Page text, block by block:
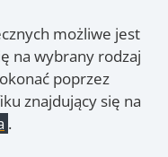
możliwe jest
na wybrany rodzaj
poprzez
znajdujący się na
.